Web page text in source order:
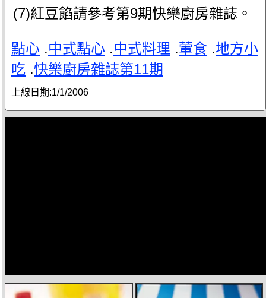
(7)紅豆餡請參考第9期快樂廚房雜誌。
點心 .中式點心 .中式料理 .葷食 .地方小
吃 .快樂廚房雜誌第11期
上線日期:1/1/2006